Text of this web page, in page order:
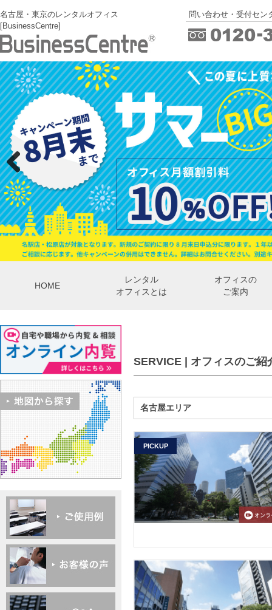
名古屋・東京のレンタルオフィス
[BusinessCentre]
問い合わせ・受付セン
Previous
HOME
レンタル
オフィスとは
オフィスの
ご案内
SERVICE | オフィスのご紹
名古屋エリア
PICKUP